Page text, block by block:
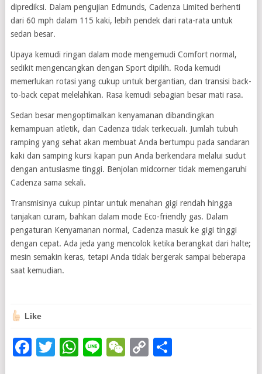
diprediksi. Dalam pengujian Edmunds, Cadenza Limited berhenti
dari 60 mph dalam 115 kaki, lebih pendek dari rata-rata untuk
sedan besar.
Upaya kemudi ringan dalam mode mengemudi Comfort normal,
sedikit mengencangkan dengan Sport dipilih. Roda kemudi
memerlukan rotasi yang cukup untuk bergantian, dan transisi back-
to-back cepat melelahkan. Rasa kemudi sebagian besar mati rasa.
Sedan besar mengoptimalkan kenyamanan dibandingkan
kemampuan atletik, dan Cadenza tidak terkecuali. Jumlah tubuh
ramping yang sehat akan membuat Anda bertumpu pada sandaran
kaki dan samping kursi kapan pun Anda berkendara melalui sudut
dengan antusiasme tinggi. Benjolan midcorner tidak memengaruhi
Cadenza sama sekali.
Transmisinya cukup pintar untuk menahan gigi rendah hingga
tanjakan curam, bahkan dalam mode Eco-friendly gas. Dalam
pengaturan Kenyamanan normal, Cadenza masuk ke gigi tinggi
dengan cepat. Ada jeda yang mencolok ketika berangkat dari halte;
mesin semakin keras, tetapi Anda tidak bergerak sampai beberapa
saat kemudian.
Like
Facebook
Twitter
WhatsApp
LineWeChat
CopyShare